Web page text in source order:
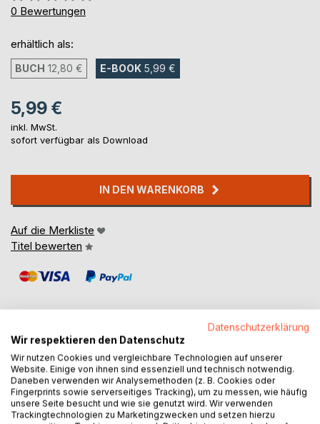
0%
0 Bewertungen
erhältlich als:
BUCH 12,80 € E-BOOK 5,99 €
5,99 €
inkl. MwSt.
sofort verfügbar als Download
IN DEN WARENKORB
Auf die Merkliste
Titel bewerten
BESCHREIBUNG
Zweisprachige Ausgabe / Edition bilingue; Ins Französische
übersetzt von / Traduit en français par Catherine Hertzog-
Datenschutzerklärung
Wir respektieren den Datenschutz
Wir nutzen Cookies und vergleichbare Technologien auf unserer
Website. Einige von ihnen sind essenziell und technisch notwendig.
Daneben verwenden wir Analysemethoden (z. B. Cookies oder
Fingerprints sowie serverseitiges Tracking), um zu messen, wie häufig
unsere Seite besucht und wie sie genutzt wird. Wir verwenden
Trackingtechnologien zu Marketingzwecken und setzen hierzu